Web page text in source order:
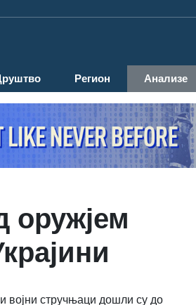
Регион Анализе
оружјем
војни стручњаци дошли су до